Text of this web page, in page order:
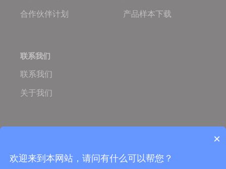
合作伙伴计划 产品样本下载
联系我们
联系我们
关于我们
ISO国际质量体系认证
TS特种设备制造许可证
×
欢迎来到本网站，请问有什么可以帮您？